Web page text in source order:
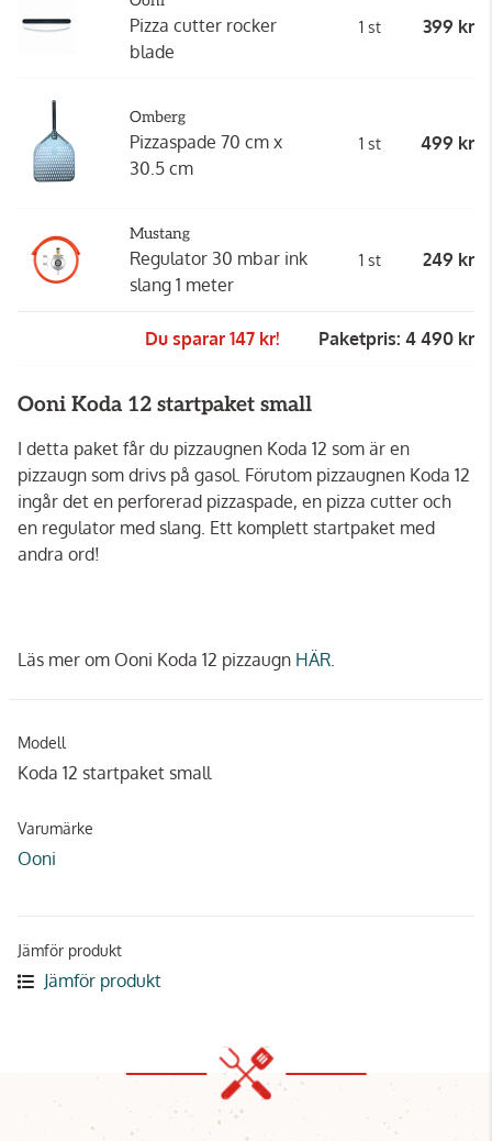
Pizza cutter rocker
blade
1 st 399 kr
Omberg
Pizzaspade 70 cm x
30.5 cm
1 st 499 kr
Mustang
Regulator 30 mbar ink
slang 1 meter
1 st 249 kr
Du sparar 147 kr! Paketpris: 4 490 kr
Ooni Koda 12 startpaket small
I detta paket får du pizzaugnen Koda 12 som är en
pizzaugn som drivs på gasol. Förutom pizzaugnen Koda 12
ingår det en perforerad pizzaspade, en pizza cutter och
en regulator med slang. Ett komplett startpaket med
andra ord!
Läs mer om Ooni Koda 12 pizzaugn HÄR.
Modell
Koda 12 startpaket small
Varumärke
Ooni
Jämför produkt
Jämför produkt